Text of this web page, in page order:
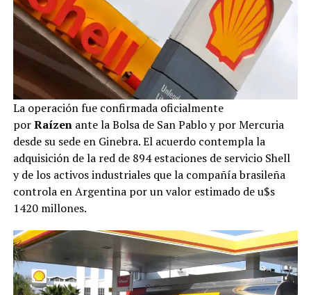
La operación fue confirmada oficialmente
porRaízenante la Bolsa de San Pablo y por Mercuria
desde su sede en Ginebra. El acuerdo contempla la
adquisición de la red de 894 estaciones de servicio Shell
y de los activos industriales que la compañía brasileña
controla en Argentina por un valor estimado de u$s
1420 millones.